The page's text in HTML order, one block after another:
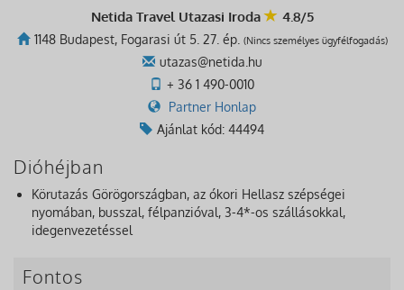
Netida Travel Utazasi Iroda 4.8/5
1148 Budapest, Fogarasi út 5. 27. ép. (Nincs személyes ügyfélfogadás)
utazas@netida.hu
+ 36 1 490-0010
Partner Honlap
Ajánlat kód: 44494
Dióhéjban
Körutazás Görögországban, az ókori Hellasz szépségei
nyomában, busszal, félpanzióval, 3-4*-os szállásokkal,
idegenvezetéssel
Fontos